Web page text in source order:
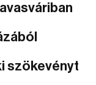
szökevényt